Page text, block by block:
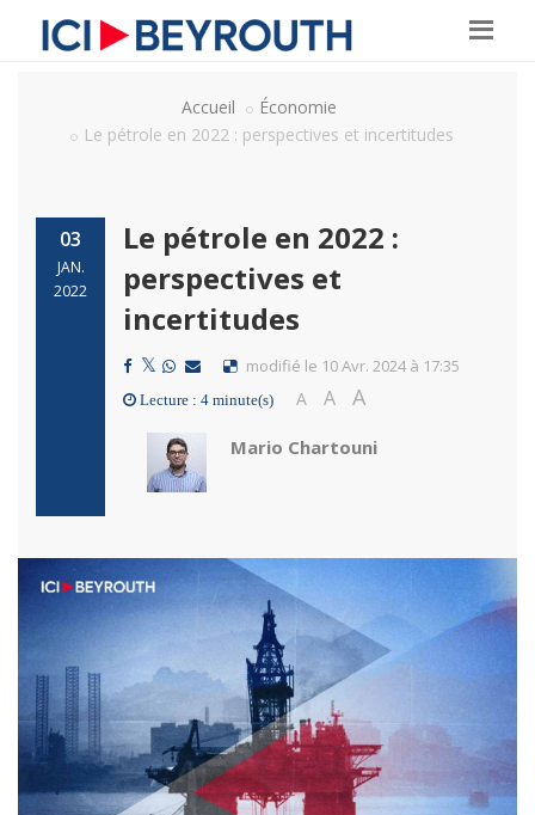
Accueil
Économie
Le pétrole en 2022 : perspectives et incertitudes
03
JAN.
2022
Le pétrole en 2022 :
perspectives et
incertitudes
modifié le 10 Avr. 2024 à 17:35
Lecture : 4 minute(s) A A A
Mario Chartouni